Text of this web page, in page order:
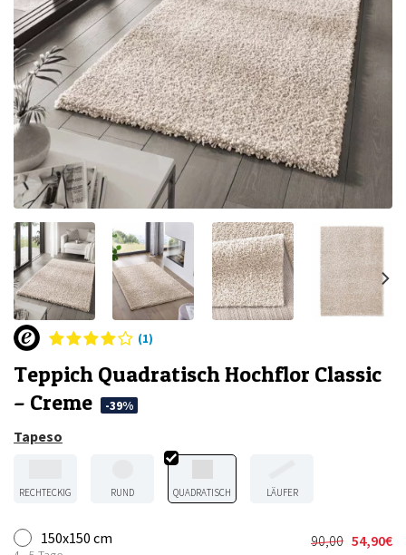
(1)
Teppich Quadratisch Hochflor Classic
– Creme
-39%
Tapeso
RECHTECKIG RUND QUADRATISCH LÄUFER
150x150 cm 90,00 54,90€
Aktueller